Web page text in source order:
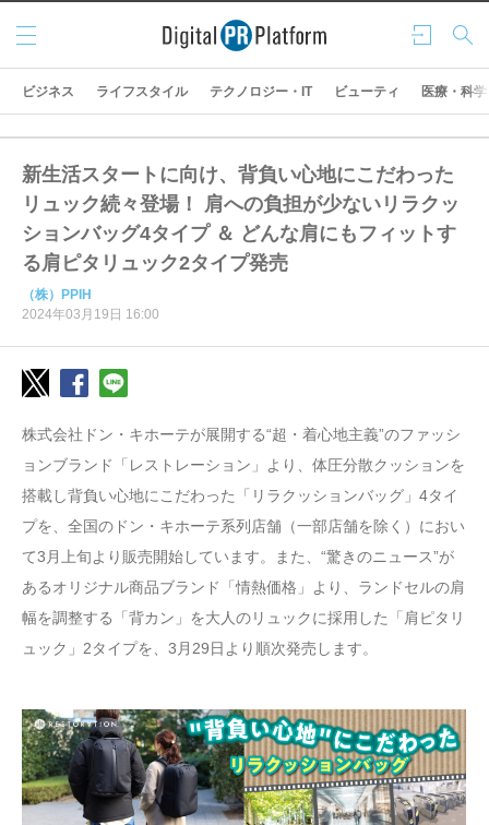
ログ
イン
検索
メニ
ュー
ビジネス ライフスタイル テクノロジー・IT ビューティ 医療・科学
新生活スタートに向け、背負い心地にこだわった
リュック続々登場！ 肩への負担が少ないリラクッ
ションバッグ4タイプ ＆ どんな肩にもフィットす
る肩ピタリュック2タイプ発売
（株）PPIH
2024年03月19日 16:00
株式会社ドン・キホーテが展開する“超・着心地主義”のファッシ
ョンブランド「レストレーション」より、体圧分散クッションを
搭載し背負い心地にこだわった「リラクッションバッグ」4タイ
プを、全国のドン・キホーテ系列店舗（一部店舗を除く）におい
て3月上旬より販売開始しています。また、“驚きのニュース”が
あるオリジナル商品ブランド「情熱価格」より、ランドセルの肩
幅を調整する「背カン」を大人のリュックに採用した「肩ピタリ
ュック」2タイプを、3月29日より順次発売します。